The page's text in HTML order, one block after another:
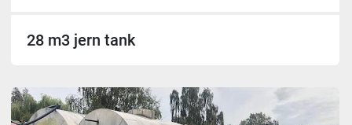
28 m3 jern tank